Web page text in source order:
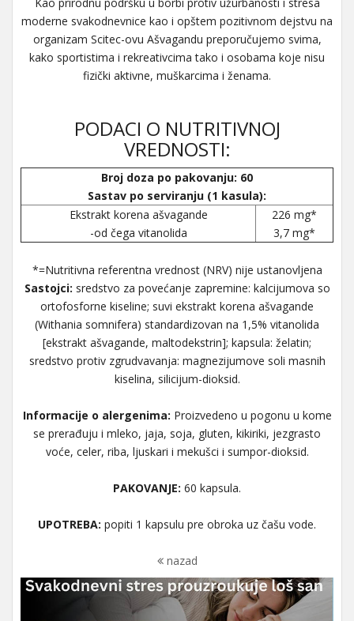
moderne svakodnevnice kao i opštem pozitivnom dejstvu na
organizam Scitec-ovu Ašvagandu preporučujemo svima,
kako sportistima i rekreativcima tako i osobama koje nisu
fizički aktivne, muškarcima i ženama.
PODACI O NUTRITIVNOJ
VREDNOSTI:
Broj doza po pakovanju: 60
Sastav po serviranju (1 kasula):
Ekstrakt korena ašvagande
-od čega vitanolida
226 mg*
3,7 mg*
*=Nutritivna referentna vrednost (NRV) nije ustanovljena
Sastojci: sredstvo za povećanje zapremine: kalcijumova so
ortofosforne kiseline; suvi ekstrakt korena ašvagande
(Withania somnifera) standardizovan na 1,5% vitanolida
[ekstrakt ašvagande, maltodekstrin]; kapsula: želatin;
sredstvo protiv zgrudvavanja: magnezijumove soli masnih
kiselina, silicijum-dioksid.
Informacije o alergenima: Proizvedeno u pogonu u kome
se prerađuju i mleko, jaja, soja, gluten, kikiriki, jezgrasto
voće, celer, riba, ljuskari i mekušci i sumpor-dioksid.
PAKOVANJE: 60 kapsula.
UPOTREBA: popiti 1 kapsulu pre obroka uz čašu vode.
nazad